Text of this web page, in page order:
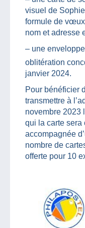
visuel de
formule de
nom et adresse
– une
oblitération
janvier 2024.
Pour bénéficier
transmettre à
novembre 2023
qui la carte sera
accompagnée
nombre de
offerte pour 10